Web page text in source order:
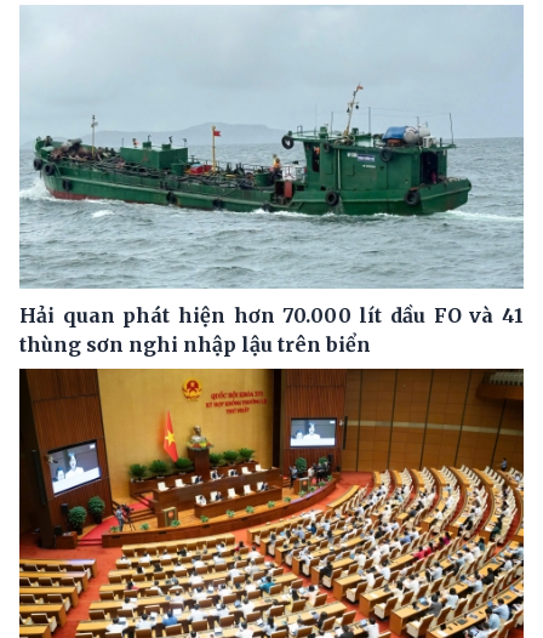
Hải quan phát hiện hơn 70.000 lít dầu FO và 41
thùng sơn nghi nhập lậu trên biển